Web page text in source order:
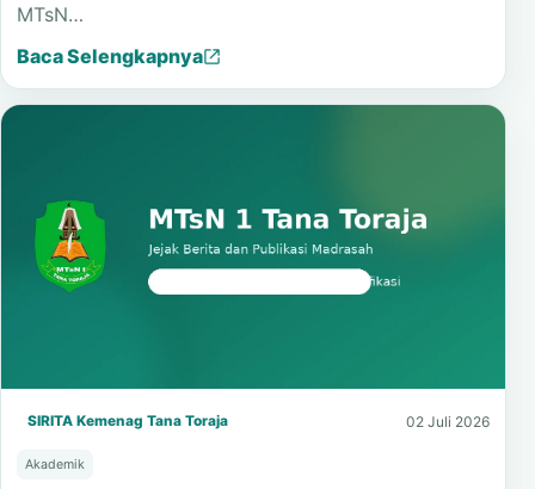
MTsN…
Baca Selengkapnya
SIRITA Kemenag Tana Toraja 02 Juli 2026
Akademik